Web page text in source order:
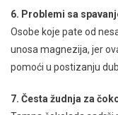
6. Problemi sa
Osobe koje pate od
unosa magnezija, jer
pomoći u postizanju
7. Česta žudnja za